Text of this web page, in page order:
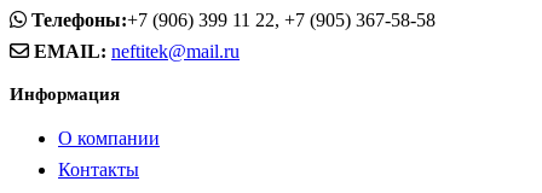
Телефоны:+7 (906) 399 11 22, +7 (905) 367-58-58
EMAIL: neftitek@mail.ru
Информация
О компании
Контакты